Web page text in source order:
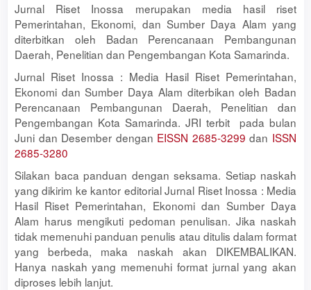
Jurnal Riset Inossa merupakan media hasil riset
Pemerintahan, Ekonomi, dan Sumber Daya Alam yang
diterbitkan oleh Badan Perencanaan Pembangunan
Daerah, Penelitian dan Pengembangan Kota Samarinda.
Jurnal Riset Inossa : Media Hasil Riset Pemerintahan,
Ekonomi dan Sumber Daya Alam diterbikan oleh Badan
Perencanaan Pembangunan Daerah, Penelitian dan
Pengembangan Kota Samarinda. JRI terbit pada bulan
Juni dan Desember dengan EISSN 2685-3299dan ISSN
2685-3280
Silakan baca panduan dengan seksama. Setiap naskah
yang dikirim ke kantor editorial Jurnal Riset Inossa : Media
Hasil Riset Pemerintahan, Ekonomi dan Sumber Daya
Alam harus mengikuti pedoman penulisan. Jika naskah
tidak memenuhi panduan penulis atau ditulis dalam format
yang berbeda, maka naskah akan DIKEMBALIKAN.
Hanya naskah yang memenuhi format jurnal yang akan
diproses lebih lanjut.